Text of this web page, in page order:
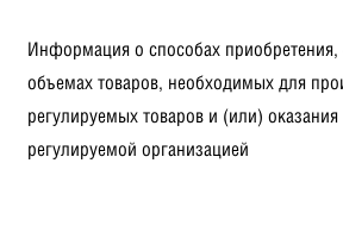
Информация о способах приобретения,
объемах товаров, необходимых для
регулируемых товаров и (или)
регулируемой организацией